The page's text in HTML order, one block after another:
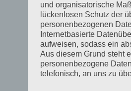
und organisatorische
lückenlosen Schutz der
personenbezogenen
Internetbasierte
aufweisen, sodass ein
Aus diesem Grund steht
personenbezogene
telefonisch, an uns zu